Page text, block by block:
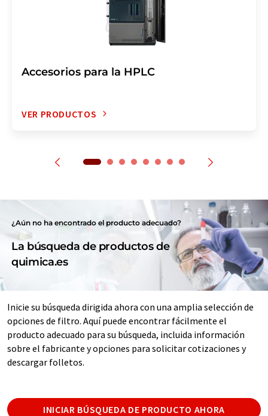
Accesorios para la HPLC
VER PRODUCTOS
¿Aún no ha encontrado el producto adecuado?
La búsqueda de productos de
quimica.es
Inicie su búsqueda dirigida ahora con una amplia selección de
opciones de filtro. Aquí puede encontrar fácilmente el
producto adecuado para su búsqueda, incluida información
sobre el fabricante y opciones para solicitar cotizaciones y
descargar folletos.
INICIAR BÚSQUEDA DE PRODUCTO AHORA